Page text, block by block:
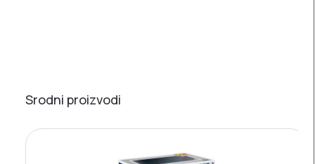
Srodni proizvodi